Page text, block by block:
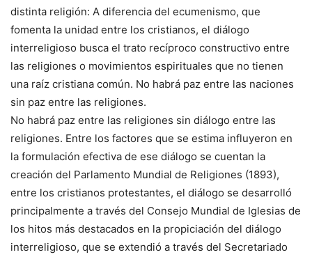
distinta religión: A diferencia del ecumenismo, que
fomenta la unidad entre los cristianos, el diálogo
interreligioso busca el trato recíproco constructivo entre
las religiones o movimientos espirituales que no tienen
una raíz cristiana común. No habrá paz entre las naciones
sin paz entre las religiones.
No habrá paz entre las religiones sin diálogo entre las
religiones. Entre los factores que se estima influyeron en
la formulación efectiva de ese diálogo se cuentan la
creación del Parlamento Mundial de Religiones (1893),
entre los cristianos protestantes, el diálogo se desarrolló
principalmente a través del Consejo Mundial de Iglesias de
los hitos más destacados en la propiciación del diálogo
interreligioso, que se extendió a través del Secretariado